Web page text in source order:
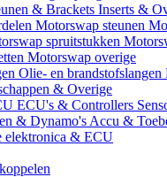
& Brackets Inserts &
Motorswap steunen
spruitstukken
Motorswap overige
Olie- en brandstofslangen
& Overige
ECU's & Controllers
& Dynamo's Accu &
elektronica & ECU